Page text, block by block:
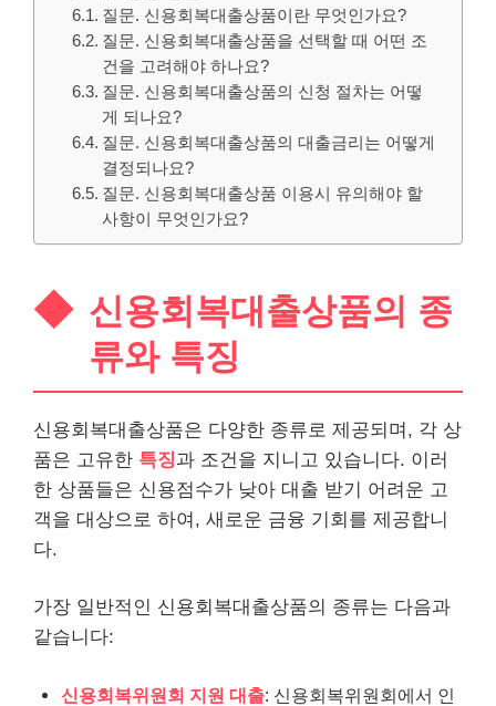
질문. 신용회복대출상품이란 무엇인가요?
질문. 신용회복대출상품을 선택할 때 어떤 조
건을 고려해야 하나요?
질문. 신용회복대출상품의 신청 절차는 어떻
게 되나요?
질문. 신용회복대출상품의 대출금리는 어떻게
결정되나요?
질문. 신용회복대출상품 이용시 유의해야 할
사항이 무엇인가요?
신용회복대출상품의 종
류와 특징
신용회복대출상품은 다양한 종류로 제공되며, 각 상
품은 고유한 특징과 조건을 지니고 있습니다. 이러
한 상품들은 신용점수가 낮아 대출 받기 어려운 고
객을 대상으로 하여, 새로운 금융 기회를 제공합니
다.
가장 일반적인 신용회복대출상품의 종류는 다음과
같습니다:
신용회복위원회 지원 대출: 신용회복위원회에서 인